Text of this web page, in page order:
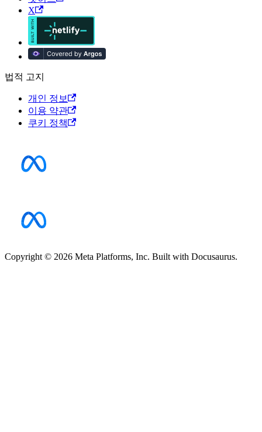
X
법적 고지
개인 정보
이용 약관
쿠키 정책
Copyright © 2026 Meta Platforms, Inc. Built with Docusaurus.